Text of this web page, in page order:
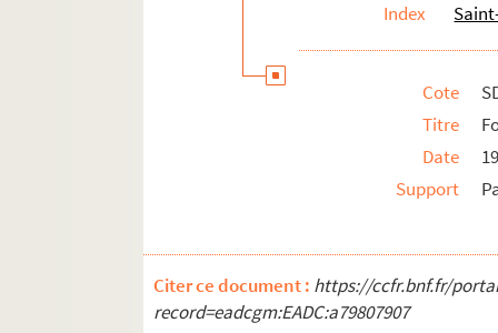
Index
Cote
Titre
Date
Support
Citer ce document : https://ccfr.bnf.fr/
record=eadcgm:EADC:a79807907